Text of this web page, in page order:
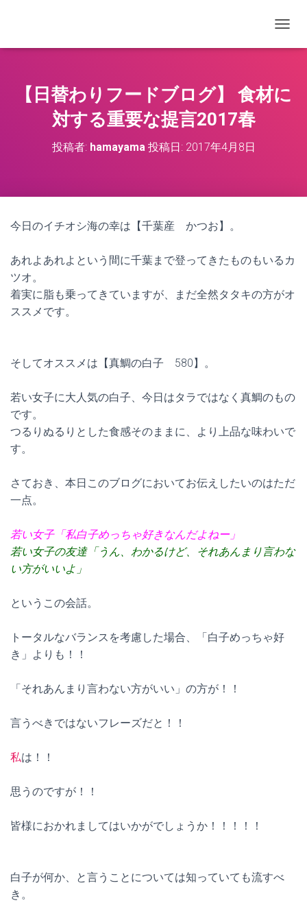
【日替わりフードブログ】 食材に
対する重要な提言2017春
投稿者: hamayama投稿日: 2017年4月8日
今日のイチオシ海の幸は【千葉産 かつお】。
あれよあれよという間に千葉まで登ってきたものもいるカ
ツオ。
着実に脂も乗ってきていますが、まだ全然タタキの方がオ
ススメです。
そしてオススメは【真鯛の白子 580】。
若い女子に大人気の白子、今日はタラではなく真鯛のもの
です。
つるりぬるりとした食感そのままに、より上品な味わいで
す。
さておき、本日このブログにおいてお伝えしたいのはただ
一点。
若い女子「私白子めっちゃ好きなんだよねー」
若い女子の友達「うん、わかるけど、それあんまり言わな
い方がいいよ」
というこの会話。
トータルなバランスを考慮した場合、「白子めっちゃ好
き」よりも！！
「それあんまり言わない方がいい」の方が！！
言うべきではないフレーズだと！！
私は！！
思うのですが！！
皆様におかれましてはいかがでしょうか！！！！！
白子が何か、と言うことについては知っていても流すべ
き。